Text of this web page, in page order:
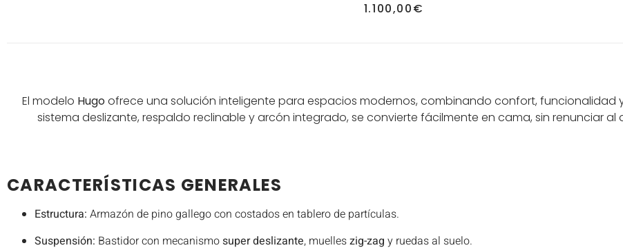
1.100,00€
El modelo Hugoofrece una solución inteligente para espacios modernos, combinando confort, funcionalidad
sistema deslizante, respaldo reclinable y arcón integrado, se convierte fácilmente en cama, sin renunciar
CARACTERÍSTICAS GENERALES
Estructura: Armazón de pino gallego con costados en tablero de partículas.
Suspensión: Bastidor con mecanismosuper deslizante, muelleszig-zag y ruedas al suelo.